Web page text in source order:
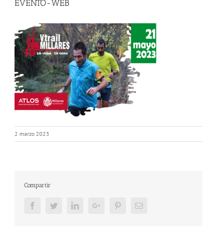
EVENTO-WEB
2 marzo 2023
Compartir
FacebookTwitterLinkedInGoogle+ PinterestEmail